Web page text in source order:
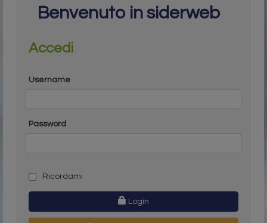
Benvenuto in siderweb
Accedi
Username
Password
Ricordami
Login